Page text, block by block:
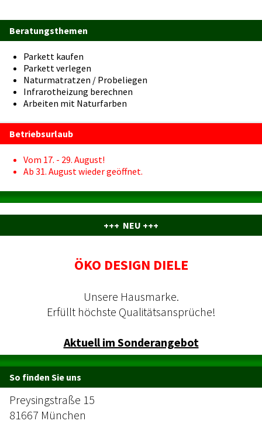
Beratungsthemen
Parkett kaufen
Parkett verlegen
Naturmatratzen / Probeliegen
Infrarotheizung berechnen
Arbeiten mit Naturfarben
Betriebsurlaub
Vom 17. - 29. August!
Ab 31. August wieder geöffnet.
+++ NEU +++
ÖKO DESIGN DIELE
Unsere Hausmarke.
Erfüllt höchste Qualitätsansprüche!
Aktuell im Sonderangebot
So finden Sie uns
Preysingstraße 15
81667 München